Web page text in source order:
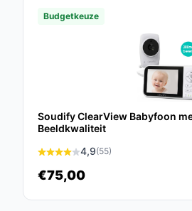
model heeft een
Waar let je op bij
woning: hier is 50
Waar let je op bij
beeldactivatie en
Gebruik & tips
Praktische tips voor
Plaats de camera
bevestiging.
Budgetkeuze
Soudify ClearView Babyfoon
Beeldkwaliteit
4,9(55)
€75,00